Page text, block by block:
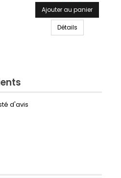
Ajouter au panier
Détails
d'avis